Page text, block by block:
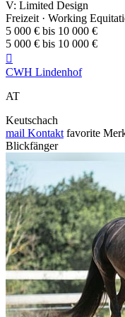
V: Limited Design
Freizeit · Working
5 000 € bis 10 000 €
5 000 € bis 10 000 €

CWH Lindenhof
AT
Keutschach
mail Kontakt favorite
Blickfänger